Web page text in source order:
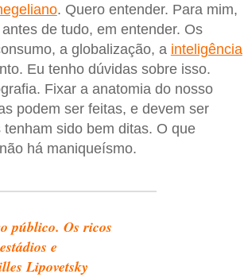
. Quero entender. Para mim,
de tudo, em entender. Os
a globalização, a inteligência
Eu tenho dúvidas sobre isso.
Fixar a anatomia do nosso
podem ser feitas, e devem ser
sido bem ditas. O que
há maniqueísmo.
público. Os ricos
e
Lipovetsky